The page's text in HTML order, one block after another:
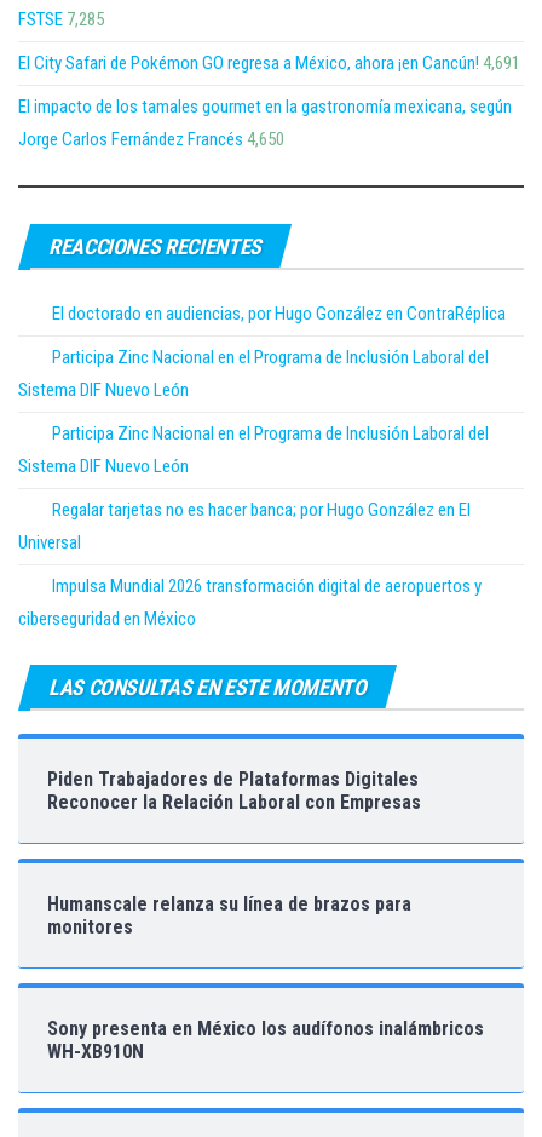
FSTSE 7,285
El City Safari de Pokémon GO regresa a México, ahora ¡en Cancún! 4,691
El impacto de los tamales gourmet en la gastronomía mexicana, según
Jorge Carlos Fernández Francés 4,650
REACCIONES RECIENTES
El doctorado en audiencias, por Hugo González en ContraRéplica
Participa Zinc Nacional en el Programa de Inclusión Laboral del
Sistema DIF Nuevo León
Participa Zinc Nacional en el Programa de Inclusión Laboral del
Sistema DIF Nuevo León
Regalar tarjetas no es hacer banca; por Hugo González en El
Universal
Impulsa Mundial 2026 transformación digital de aeropuertos y
ciberseguridad en México
LAS CONSULTAS EN ESTE MOMENTO
Piden Trabajadores de Plataformas Digitales
Reconocer la Relación Laboral con Empresas
Humanscale relanza su línea de brazos para
monitores
Sony presenta en México los audífonos inalámbricos
WH-XB910N